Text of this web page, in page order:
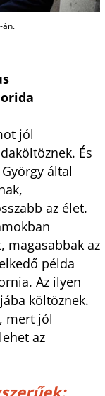
án.
jól
És
által
az élet.
magasabbak az
példa
Az ilyen
költöznek.
mert jól
az